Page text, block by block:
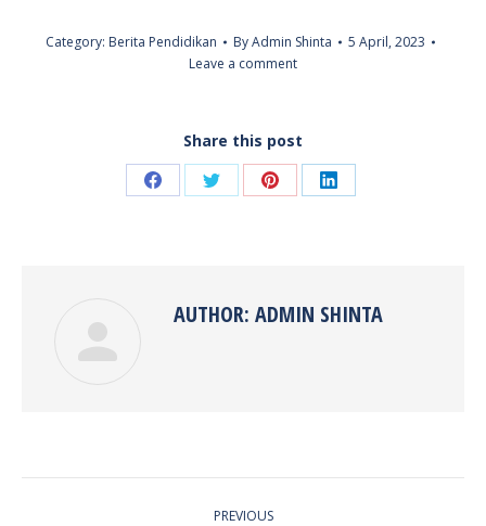
Category: Berita Pendidikan ByAdmin Shinta
5 April, 2023
Leave a comment
Share this post
Share Share Share Share
AUTHOR: ADMIN SHINTA
PREVIOUS